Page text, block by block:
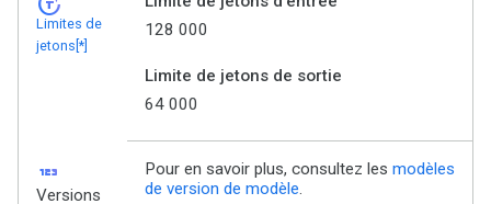
Limites de
jetons[*]
128 000
Limite de jetons de sortie
64 000
123
Versions
Pour en savoir plus, consultez les modèles
de version de modèle.